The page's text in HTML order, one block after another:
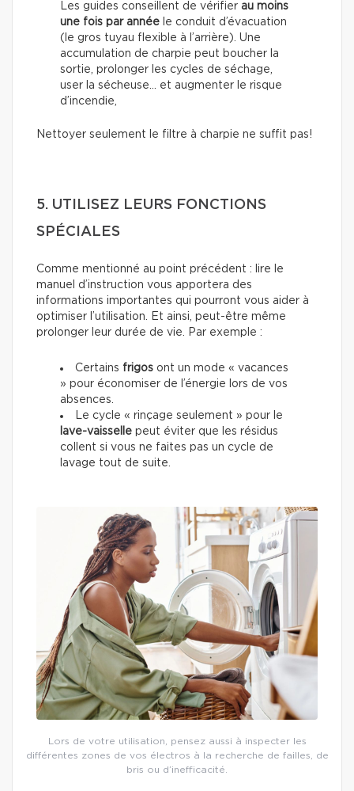
Les guides conseillent de vérifier au moins
une fois par année le conduit d’évacuation
(le gros tuyau flexible à l’arrière). Une
accumulation de charpie peut boucher la
sortie, prolonger les cycles de séchage,
user la sécheuse… et augmenter le risque
d’incendie,
Nettoyer seulement le filtre à charpie ne suffit pas!
5. UTILISEZ LEURS FONCTIONS
SPÉCIALES
Comme mentionné au point précédent : lire le
manuel d’instruction vous apportera des
informations importantes qui pourront vous aider à
optimiser l’utilisation. Et ainsi, peut-être même
prolonger leur durée de vie. Par exemple :
Certains frigos ont un mode « vacances
» pour économiser de l’énergie lors de vos
absences.
Le cycle « rinçage seulement » pour le
lave-vaisselle peut éviter que les résidus
collent si vous ne faites pas un cycle de
lavage tout de suite.
Lors de votre utilisation, pensez aussi à inspecter les
différentes zones de vos électros à la recherche de failles, de
bris ou d’inefficacité.